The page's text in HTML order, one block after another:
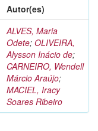
Autor(es)
ALVES, Maria
Odete; OLIVEIRA,
Alysson Inácio de;
CARNEIRO, Wendell
Márcio Araújo;
MACIEL, Iracy
Soares Ribeiro